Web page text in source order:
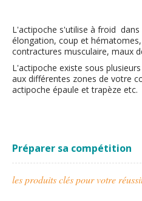
L'actipoche s'utilise à froid
élongation, coup et
contractures musculaire, maux
L'actipoche existe sous
aux différentes zones de votre
actipoche épaule et trapèze etc.
Préparer sa compétition
les produits clés pour votre